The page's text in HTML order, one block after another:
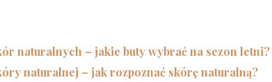
naturalnych – jakie buty wybrać na sezon letni?
naturalnej – jak rozpoznać skórę naturalną?